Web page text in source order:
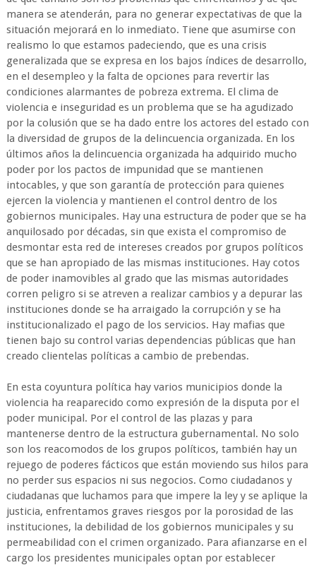
manera se atenderán, para no generar expectativas de que la
situación mejorará en lo inmediato. Tiene que asumirse con
realismo lo que estamos padeciendo, que es una crisis
generalizada que se expresa en los bajos índices de desarrollo,
en el desempleo y la falta de opciones para revertir las
condiciones alarmantes de pobreza extrema. El clima de
violencia e inseguridad es un problema que se ha agudizado
por la colusión que se ha dado entre los actores del estado con
la diversidad de grupos de la delincuencia organizada. En los
últimos años la delincuencia organizada ha adquirido mucho
poder por los pactos de impunidad que se mantienen
intocables, y que son garantía de protección para quienes
ejercen la violencia y mantienen el control dentro de los
gobiernos municipales. Hay una estructura de poder que se ha
anquilosado por décadas, sin que exista el compromiso de
desmontar esta red de intereses creados por grupos políticos
que se han apropiado de las mismas instituciones. Hay cotos
de poder inamovibles al grado que las mismas autoridades
corren peligro si se atreven a realizar cambios y a depurar las
instituciones donde se ha arraigado la corrupción y se ha
institucionalizado el pago de los servicios. Hay mafias que
tienen bajo su control varias dependencias públicas que han
creado clientelas políticas a cambio de prebendas.
En esta coyuntura política hay varios municipios donde la
violencia ha reaparecido como expresión de la disputa por el
poder municipal. Por el control de las plazas y para
mantenerse dentro de la estructura gubernamental. No solo
son los reacomodos de los grupos políticos, también hay un
rejuego de poderes fácticos que están moviendo sus hilos para
no perder sus espacios ni sus negocios. Como ciudadanos y
ciudadanas que luchamos para que impere la ley y se aplique la
justicia, enfrentamos graves riesgos por la porosidad de las
instituciones, la debilidad de los gobiernos municipales y su
permeabilidad con el crimen organizado. Para afianzarse en el
cargo los presidentes municipales optan por establecer